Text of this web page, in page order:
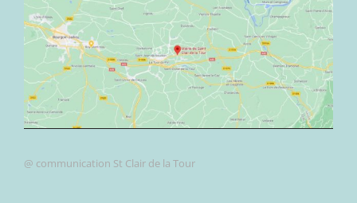
@ communication St Clair de la Tour